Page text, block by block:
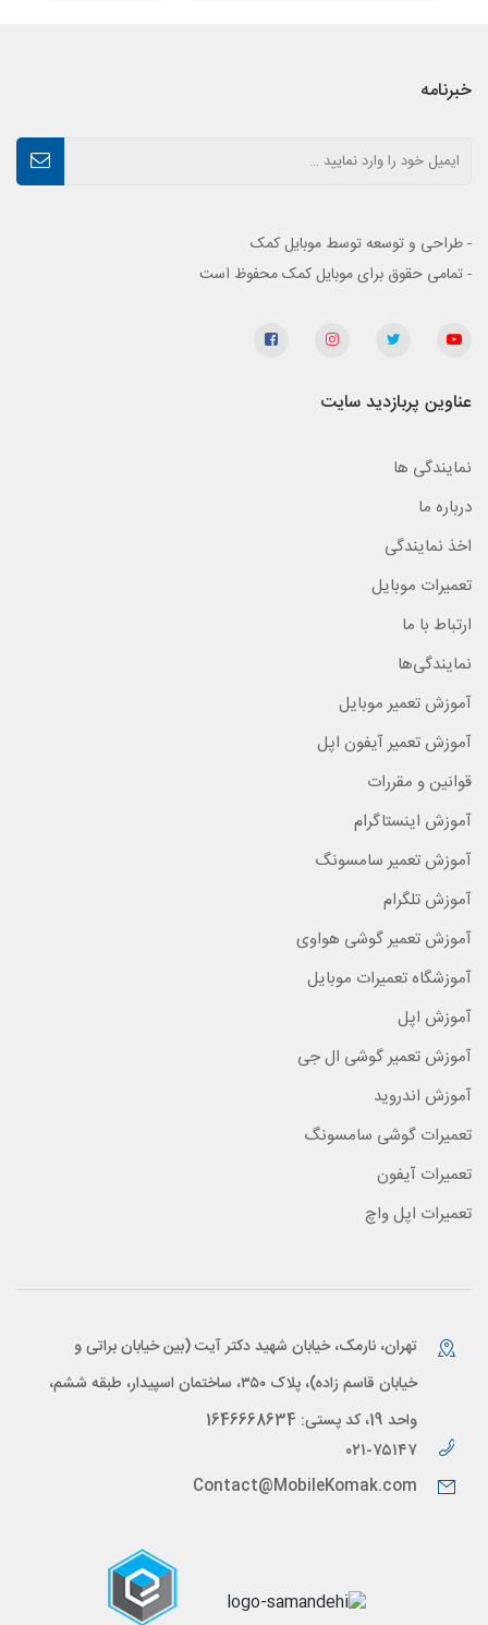
خبرنامه
- طراحی و توسعه توسط موبایل کمک
- تمامی حقوق برای موبایل کمک محفوظ است
عناوین پربازدید سایت
نمایندگی ها
درباره ما
اخذ نمایندگی
تعمیرات موبایل
ارتباط با ما
نمایندگی‌ها
آموزش تعمیر موبایل
آموزش تعمیر آیفون اپل
قوانین و مقررات
آموزش اینستاگرام
آموزش تعمیر سامسونگ
آموزش تلگرام
آموزش تعمیر گوشی هواوی
آموزشگاه تعمیرات موبایل
آموزش اپل
آموزش تعمیر گوشی ال جی
آموزش اندروید
تعمیرات گوشی سامسونگ
تعمیرات آیفون
تعمیرات اپل واچ
تهران، نارمک، خیابان شهید دکتر آیت (بین خیابان براتی و
خیابان قاسم زاده)، پلاک ۳۵۰، ساختمان اسپیدار، طبقه ششم،
واحد 19، کد پستی: 1646668634
۰۲۱-۷۵۱۴۷
Contact@MobileKomak.com